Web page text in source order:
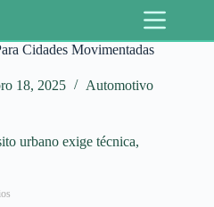
Cidades Movimentadas
18, 2025 Automotivo
urbano exige técnica,